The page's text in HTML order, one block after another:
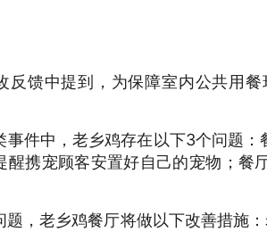
反馈中提到，为保障室内公共用
事件中，老乡鸡存在以下3个问题
醒携宠顾客安置好自己的宠物；餐
题，老乡鸡餐厅将做以下改善措施